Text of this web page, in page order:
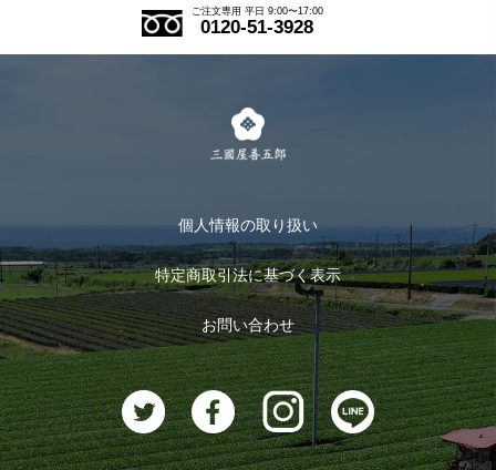
式部の香りシリーズ
お茶のギフト
おすすめのお茶
お茶に合うスイーツ
ログイン
ログアウト
ご注文専用 平日 9:00〜17:00
0120-51-3928
個人情報の取り扱い
特定商取引法に基づく表示
お問い合わせ